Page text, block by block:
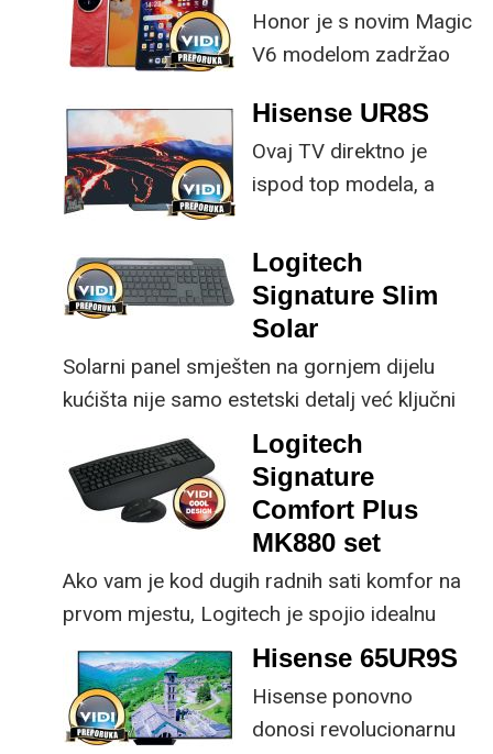
Honor je s novim Magic
V6 modelom zadržao
specifikacije, no
istovremeno
implementirao
ključne svakom
korisniku.
Hisense UR8S
Ovaj TV direktno je
ispod top modela, a
male ustupke možete
osjetno uštedjeti pri
kupnji.
Logitech
Signature Slim
Solar
Solarni panel smješten na gornjem dijelu
kućišta nije samo estetski detalj već ključni
dio koncepta ovog proizvoda, jer koristi
energiju prirodnog ili umjetnog svjetla za
rad.
Logitech
Signature
Comfort Plus
MK880 set
Ako vam je kod dugih radnih sati komfor na
prvom mjestu, Logitech je spojio idealnu
kombinaciju tipkovnice i miša s naprednim
funkcijama.
Hisense 65UR9S
Hisense ponovno
donosi revolucionarnu